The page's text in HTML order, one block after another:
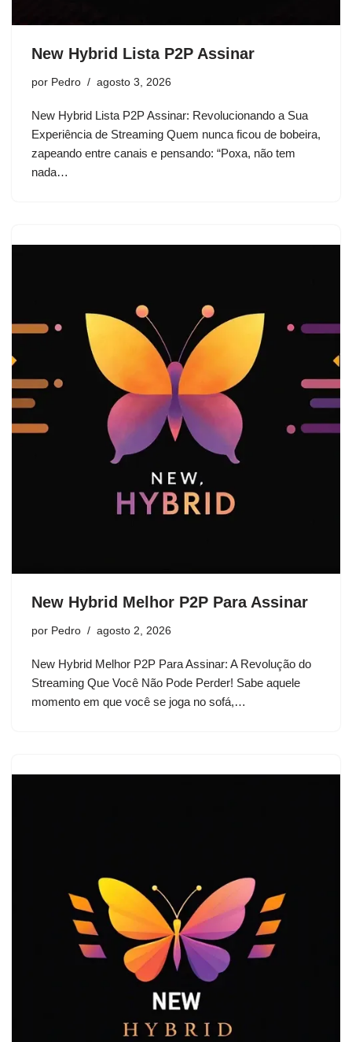
New Hybrid Lista P2P Assinar
por Pedro agosto 3, 2026
New Hybrid Lista P2P Assinar: Revolucionando a Sua
Experiência de Streaming Quem nunca ficou de bobeira,
zapeando entre canais e pensando: “Poxa, não tem
nada…
New Hybrid Melhor P2P Para Assinar
por Pedro agosto 2, 2026
New Hybrid Melhor P2P Para Assinar: A Revolução do
Streaming Que Você Não Pode Perder! Sabe aquele
momento em que você se joga no sofá,…